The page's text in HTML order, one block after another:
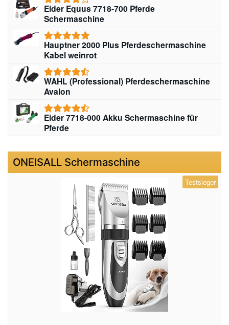
Eider Equus 7718-700 Pferde
Schermaschine
Hauptner 2000 Plus Pferdeschermaschine
Kabel weinrot
WAHL (Professional) Pferdeschermaschine
Avalon
Eider 7718-000 Akku Schermaschine für
Pferde
ONEISALL Schermaschine
Testsieger